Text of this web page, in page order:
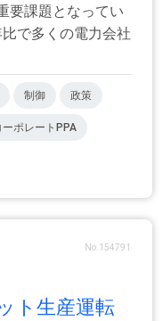
要課題となってい
で多くの電力会社
制御 政策
ーポレートPPA
No.154791
ト生産運転